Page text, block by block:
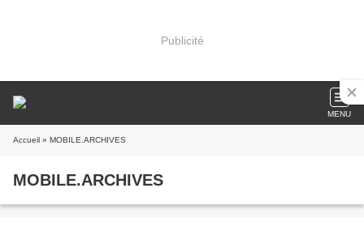
Publicité
MENU
Accueil » MOBILE.ARCHIVES
MOBILE.ARCHIVES